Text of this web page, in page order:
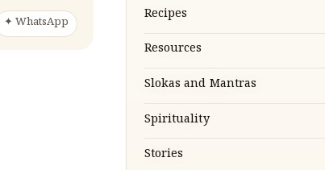
✦ WhatsApp
Recipes
Resources
Slokas and Mantras
Spirituality
Stories